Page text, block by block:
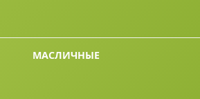
МАСЛИЧНЫЕ